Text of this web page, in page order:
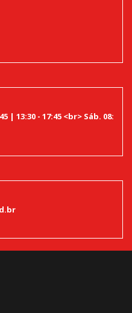
| 13:30 - 17:45 <br> Sáb. 08: